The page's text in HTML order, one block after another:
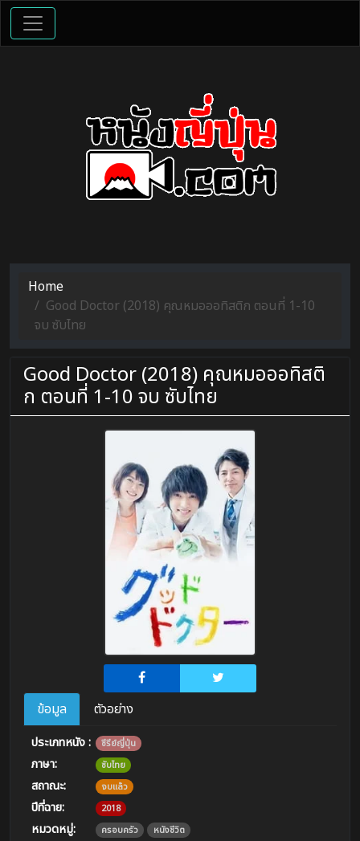
Home
Good Doctor (2018) คุณหมอออทิสติก ตอนที่ 1-10
จบ ซับไทย
Good Doctor (2018) คุณหมอออทิสติ
ก ตอนที่ 1-10 จบ ซับไทย
ข้อมูล ตัวอย่าง
ประเภทหนัง : ซีรีย์ญี่ปุ่น
ภาษา: ซับไทย
สถาณะ: จบแล้ว
ปีที่ฉาย: 2018
หมวดหมู่: ครอบครัว หนังชีวิต